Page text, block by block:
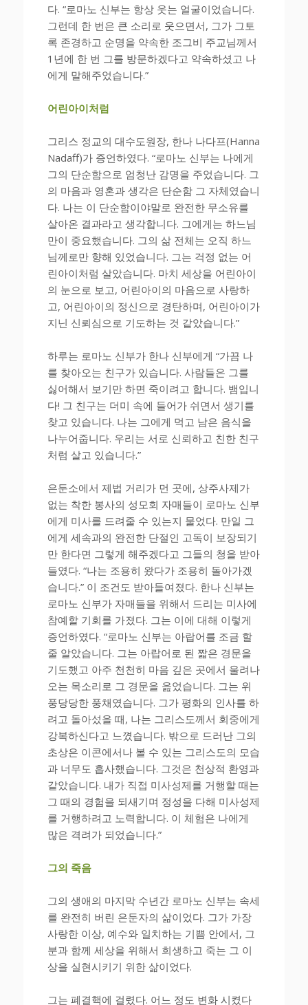
다. “로마노 신부는 항상 웃는 얼굴이었습니다.
그런데 한 번은 큰 소리로 웃으면서, 그가 그토
록 존경하고 순명을 약속한 조그비 주교님께서
1년에 한 번 그를 방문하겠다고 약속하셨고 나
에게 말해주었습니다.”
어린아이처럼
그리스 정교의 대수도원장, 한나 나다프(Hanna
Nadaff)가 증언하였다. “로마노 신부는 나에게
그의 단순함으로 엄청난 감명을 주었습니다. 그
의 마음과 영혼과 생각은 단순함 그 자체였습니
다. 나는 이 단순함이야말로 완전한 무소유를
살아온 결과라고 생각합니다. 그에게는 하느님
만이 중요했습니다. 그의 삶 전체는 오직 하느
님께로만 향해 있었습니다. 그는 걱정 없는 어
린아이처럼 살았습니다. 마치 세상을 어린아이
의 눈으로 보고, 어린아이의 마음으로 사랑하
고, 어린아이의 정신으로 경탄하며, 어린아이가
지닌 신뢰심으로 기도하는 것 같았습니다.”
하루는 로마노 신부가 한나 신부에게 “가끔 나
를 찾아오는 친구가 있습니다. 사람들은 그를
싫어해서 보기만 하면 죽이려고 합니다. 뱀입니
다! 그 친구는 더미 속에 들어가 쉬면서 생기를
찾고 있습니다. 나는 그에게 먹고 남은 음식을
나누어줍니다. 우리는 서로 신뢰하고 친한 친구
처럼 살고 있습니다.”
은둔소에서 제법 거리가 먼 곳에, 상주사제가
없는 착한 봉사의 성모회 자매들이 로마노 신부
에게 미사를 드려줄 수 있는지 물었다. 만일 그
에게 세속과의 완전한 단절인 고독이 보장되기
만 한다면 그렇게 해주겠다고 그들의 청을 받아
들였다. “나는 조용히 왔다가 조용히 돌아가겠
습니다.” 이 조건도 받아들여졌다. 한나 신부는
로마노 신부가 자매들을 위해서 드리는 미사에
참예할 기회를 가졌다. 그는 이에 대해 이렇게
증언하였다. “로마노 신부는 아랍어를 조금 할
줄 알았습니다. 그는 아랍어로 된 짧은 경문을
기도했고 아주 천천히 마음 깊은 곳에서 울려나
오는 목소리로 그 경문을 읊었습니다. 그는 위
풍당당한 풍채였습니다. 그가 평화의 인사를 하
려고 돌아섰을 때, 나는 그리스도께서 회중에게
강복하신다고 느꼈습니다. 밖으로 드러난 그의
초상은 이콘에서나 볼 수 있는 그리스도의 모습
과 너무도 흡사했습니다. 그것은 천상적 환영과
같았습니다. 내가 직접 미사성제를 거행할 때는
그 때의 경험을 되새기며 정성을 다해 미사성제
를 거행하려고 노력합니다. 이 체험은 나에게
많은 격려가 되었습니다.”
그의 죽음
그의 생애의 마지막 수년간 로마노 신부는 속세
를 완전히 버린 은둔자의 삶이었다. 그가 가장
사랑한 이상, 예수와 일치하는 기쁨 안에서, 그
분과 함께 세상을 위해서 희생하고 죽는 그 이
상을 실현시키기 위한 삶이었다.
그는 폐결핵에 걸렸다. 어느 정도 변화 시켰다